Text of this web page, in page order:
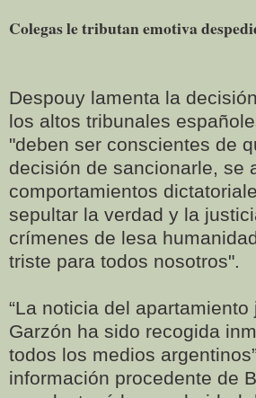
Colegas le tributan emotiva
Despouy lamenta la
los altos tribunales
"deben ser conscientes de
decisión de sancionarle, se
comportamientos
sepultar la verdad y la
crímenes de lesa
triste para todos nosotros".
“La noticia del
Garzón ha sido recogida
todos los medios
información procedente de